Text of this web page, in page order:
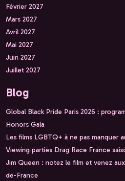
Février 2027
Mars 2027
Avril 2027
Mai 2027
Juin 2027
Juillet 2027
Blog
Global Black Pride Paris 2026 :
Honors Gala
Les films LGBTQ+ à ne pas manquer
Viewing parties Drag Race France
Jim Queen : notez le film et venez
de-France